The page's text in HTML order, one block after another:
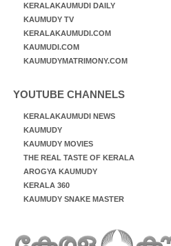
KERALAKAUMUDI DAILY
KAUMUDY TV
KERALAKAUMUDI.COM
KAUMUDI.COM
KAUMUDYMATRIMONY.COM
YOUTUBE CHANNELS
KERALAKAUMUDI NEWS
KAUMUDY
KAUMUDY MOVIES
THE REAL TASTE OF KERALA
AROGYA KAUMUDY
KERALA 360
KAUMUDY SNAKE MASTER